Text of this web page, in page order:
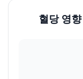
혈당 영향